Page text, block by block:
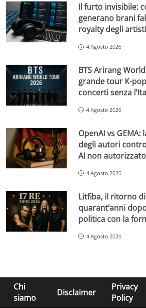
Il furto invisibile:
generano brani
royalty degli
4 Agosto 2026
BTS Arirang
grande tour K-
concerti senza
4 Agosto 2026
OpenAI vs
degli autori
AI non autorizzato
4 Agosto 2026
Litfiba, il ritorno di
quarant’anni
politica con la
4 Agosto 2026
Chi
siamo
Disclaimer
Privacy
Policy